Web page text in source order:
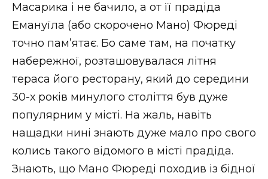
Масарика і не бачило, а от її прадіда
Емануїла (або скорочено Мано) Фюреді
точно пам’ятає. Бо саме там, на початку
набережної, розташовувалася літня
тераса його ресторану, який до середини
30-х років минулого століття був дуже
популярним у місті. На жаль, навіть
нащадки нині знають дуже мало про свого
колись такого відомого в місті прадіда.
Знають, що Мано Фюреді походив із бідної